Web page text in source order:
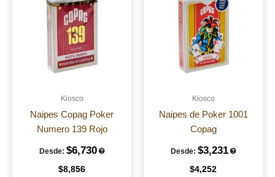
Kiosco
Naipes Copag Poker
Numero 139 Rojo
Desde: $6,730
$8,856
Kiosco
Naipes de Poker 1001
Copag
Desde: $3,231
$4,252